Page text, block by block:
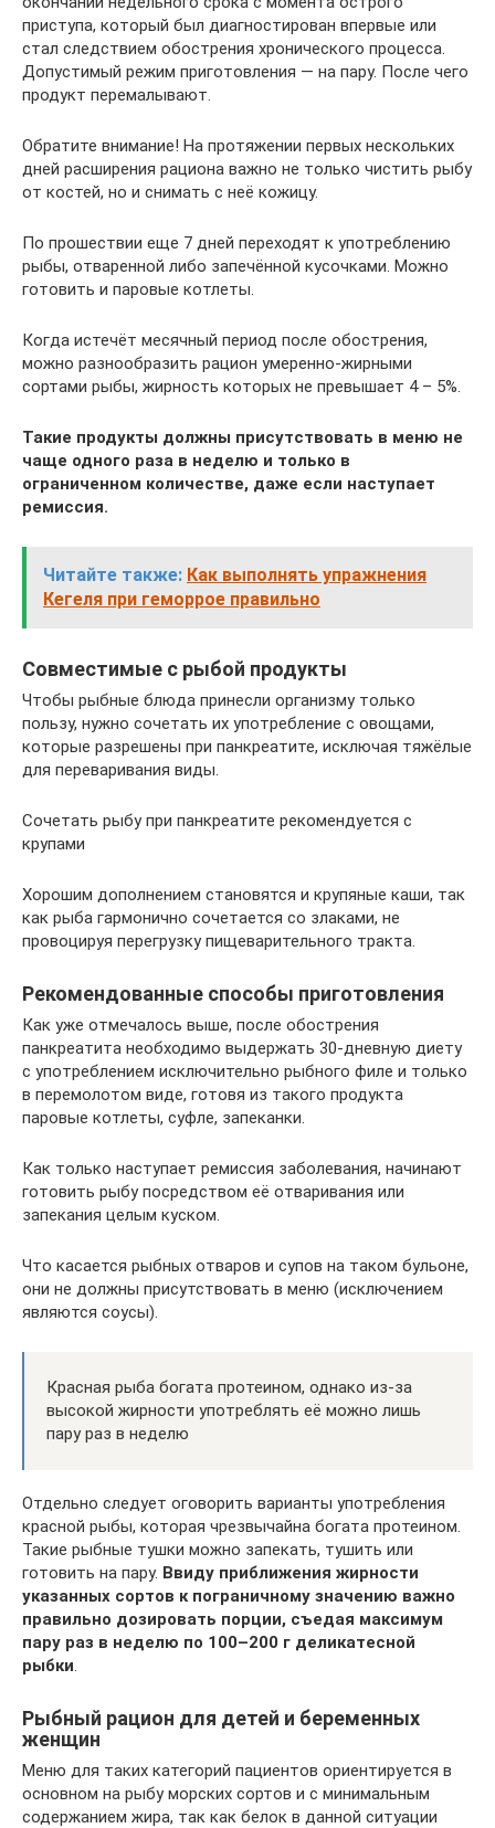
приступа, который был диагностирован впервые или
стал следствием обострения хронического процесса.
Допустимый режим приготовления — на пару. После чего
продукт перемалывают.
Обратите внимание! На протяжении первых нескольких
дней расширения рациона важно не только чистить рыбу
от костей, но и снимать с неё кожицу.
По прошествии еще 7 дней переходят к употреблению
рыбы, отваренной либо запечённой кусочками. Можно
готовить и паровые котлеты.
Когда истечёт месячный период после обострения,
можно разнообразить рацион умеренно-жирными
сортами рыбы, жирность которых не превышает 4 – 5%.
Такие продукты должны присутствовать в меню не
чаще одного раза в неделю и только в
ограниченном количестве, даже если наступает
ремиссия.
Читайте также: Как выполнять упражнения
Кегеля при геморрое правильно
Совместимые с рыбой продукты
Чтобы рыбные блюда принесли организму только
пользу, нужно сочетать их употребление с овощами,
которые разрешены при панкреатите, исключая тяжёлые
для переваривания виды.
Сочетать рыбу при панкреатите рекомендуется с
крупами
Хорошим дополнением становятся и крупяные каши, так
как рыба гармонично сочетается со злаками, не
провоцируя перегрузку пищеварительного тракта.
Рекомендованные способы приготовления
Как уже отмечалось выше, после обострения
панкреатита необходимо выдержать 30-дневную диету
с употреблением исключительно рыбного филе и только
в перемолотом виде, готовя из такого продукта
паровые котлеты, суфле, запеканки.
Как только наступает ремиссия заболевания, начинают
готовить рыбу посредством её отваривания или
запекания целым куском.
Что касается рыбных отваров и супов на таком бульоне,
они не должны присутствовать в меню (исключением
являются соусы).
Красная рыба богата протеином, однако из-за
высокой жирности употреблять её можно лишь
пару раз в неделю
Отдельно следует оговорить варианты употребления
красной рыбы, которая чрезвычайна богата протеином.
Такие рыбные тушки можно запекать, тушить или
готовить на пару. Ввиду приближения жирности
указанных сортов к пограничному значению важно
правильно дозировать порции, съедая максимум
пару раз в неделю по 100–200 г деликатесной
рыбки.
Рыбный рацион для детей и беременных
женщин
Меню для таких категорий пациентов ориентируется в
основном на рыбу морских сортов и с минимальным
содержанием жира, так как белок в данной ситуации